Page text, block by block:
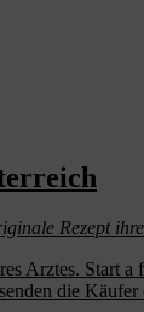
Rezept
Arztes. Start a
die